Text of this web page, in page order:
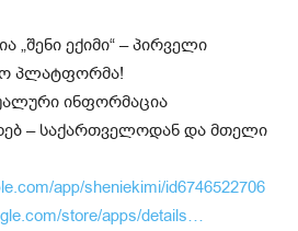
„შენი ექიმი“ – პირველი
პლატფორმა!
ინფორმაცია
– საქართველოდან და მთელი
app/sheniekimi/id6746522706
store/apps/details…